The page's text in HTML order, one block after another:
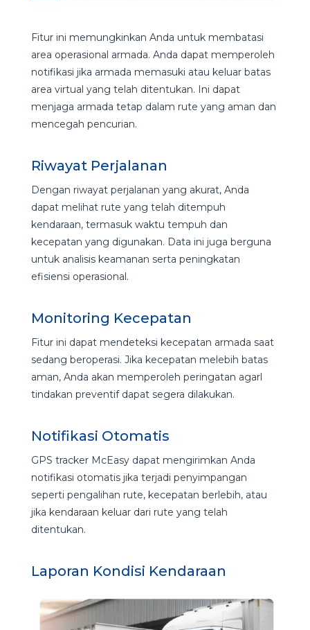
Fitur ini memungkinkan Anda untuk membatasi
area operasional armada. Anda dapat memperoleh
notifikasi jika armada memasuki atau keluar batas
area virtual yang telah ditentukan. Ini dapat
menjaga armada tetap dalam rute yang aman dan
mencegah pencurian.
Riwayat Perjalanan
Dengan riwayat perjalanan yang akurat, Anda
dapat melihat rute yang telah ditempuh
kendaraan, termasuk waktu tempuh dan
kecepatan yang digunakan. Data ini juga berguna
untuk analisis keamanan serta peningkatan
efisiensi operasional.
Monitoring Kecepatan
Fitur ini dapat mendeteksi kecepatan armada saat
sedang beroperasi. Jika kecepatan melebih batas
aman, Anda akan memperoleh peringatan agarl
tindakan preventif dapat segera dilakukan.
Notifikasi Otomatis
GPS tracker McEasy dapat mengirimkan Anda
notifikasi otomatis jika terjadi penyimpangan
seperti pengalihan rute, kecepatan berlebih, atau
jika kendaraan keluar dari rute yang telah
ditentukan.
Laporan Kondisi Kendaraan